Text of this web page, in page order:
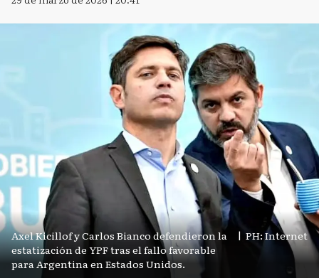
Axel Kicillof y Carlos Bianco defendieron la
estatización de YPF tras el fallo favorable
para Argentina en Estados Unidos.
| PH: Internet